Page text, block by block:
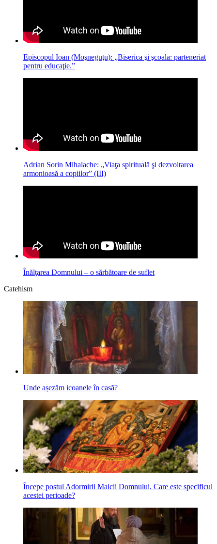
Episcopul Ioan (Moşneguţu): „Biserica şi şcoala: parteneriat
pentru educaţie.”
Adrian Sorin Mihalache: „Viaţa spirituală şi dezvoltarea
armonioasă a copiilor” (III)
Înălţarea Domnului – o sărbătoare de suflet
Catehism
Unde așezăm icoanele în casă?
Începe postul Adormirii Maicii Domnului. Care este specificul
acestei perioade?